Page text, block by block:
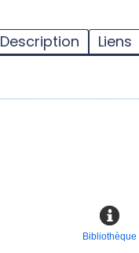
Description Liens
Bibliothèque